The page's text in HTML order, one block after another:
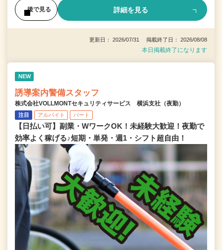
後で見る 詳細を見る
更新日： 2026/07/31 掲載終了日： 2026/08/08
本日掲載終了になります
NEW
誘導案内警備スタッフ
株式会社VOLLMONTセキュリティサービス 横浜支社（夜勤）
注目 アルバイト パート
【日払い可】副業・WワークOK！未経験大歓迎！夜勤で
効率よく稼げる♪短期・単発・週1・シフト超自由！